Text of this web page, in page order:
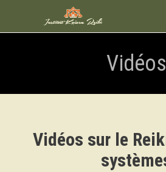
Vidéos
Vidéos sur le